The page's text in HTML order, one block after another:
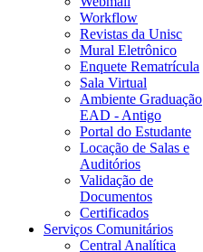
Workflow
Revistas da Unisc
Mural Eletrônico
Enquete Rematrícula
Sala Virtual
Ambiente Graduação
EAD - Antigo
Portal do Estudante
Locação de Salas e
Auditórios
Validação de
Documentos
Certificados
Serviços Comunitários
Central Analítica